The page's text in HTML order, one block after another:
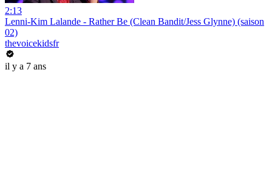
2:13
Lenni-Kim Lalande - Rather Be (Clean Bandit/Jess Glynne) (saison
02)
thevoicekidsfr
il y a 7 ans